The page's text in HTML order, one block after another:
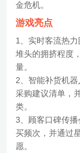
金危机。
游戏亮点
1、实时客流热
堆头的拥挤程度
量。
2、智能补货机
采购建议清单，
类。
3、顾客口碑传
买频次，并通过
愿。